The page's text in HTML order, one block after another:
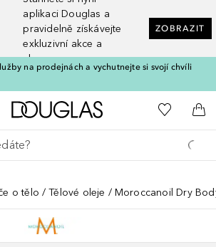
aplikaci Douglas a
pravidelně získávejte
exkluzivní akce a
slevy
ZOBRAZIT
na prodejnách a vychutnejte si svojí chvíli
Domů K mému
Do
o tělo Tělové oleje Moroccanoil Dry